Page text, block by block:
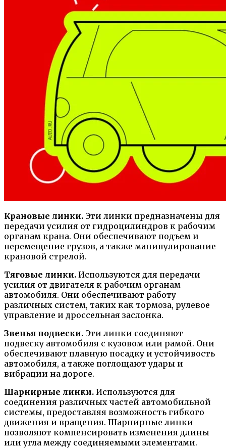
Крановые линки. Эти линки предназначены для
передачи усилия от гидроцилиндров к рабочим
органам крана. Они обеспечивают подъем и
перемещение грузов, а также манипулирование
крановой стрелой.
Тяговые линки. Используются для передачи
усилия от двигателя к рабочим органам
автомобиля. Они обеспечивают работу
различных систем, таких как тормоза, рулевое
управление и дроссельная заслонка.
Звенья подвески. Эти линки соединяют
подвеску автомобиля с кузовом или рамой. Они
обеспечивают плавную посадку и устойчивость
автомобиля, а также поглощают удары и
вибрации на дороге.
Шарнирные линки. Используются для
соединения различных частей автомобильной
системы, предоставляя возможность гибкого
движения и вращения. Шарнирные линки
позволяют компенсировать изменения длины
или угла между соединяемыми элементами.